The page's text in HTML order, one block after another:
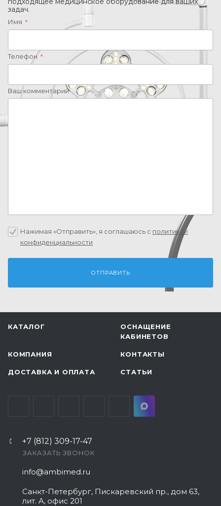
задач.
Имя *
Телефон *
Ваш комментарий
Нажимая «Отправить», я соглашаюсь c политикой
конфиденциальности
КАТАЛОГ
ОСНАЩЕНИЕ
КАБИНЕТОВ
КОМПАНИЯ КОНТАКТЫ
ДОСТАВКА И ОПЛАТА СТАТЬИ
+7 (812) 309-17-47
ЗАКАЗАТЬ ЗВОНОК
info@ambimed.ru
Санкт-Петербург, Пискаревский пр., дом 63,
лит. А, офис 201